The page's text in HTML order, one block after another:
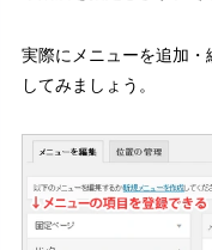
実際にメニューを追加
してみましょう。